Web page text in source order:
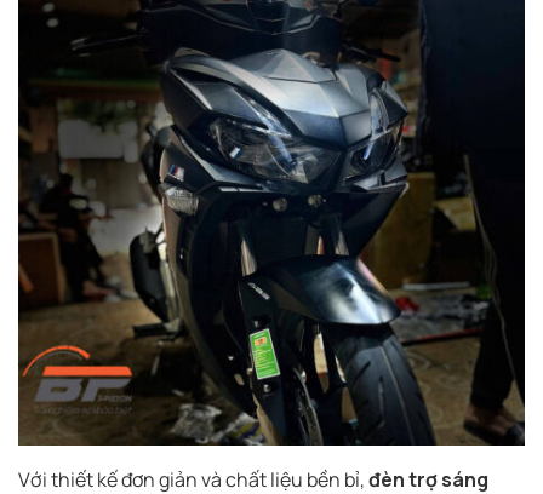
Với thiết kế đơn giản và chất liệu bền bỉ,đèn trợ sáng